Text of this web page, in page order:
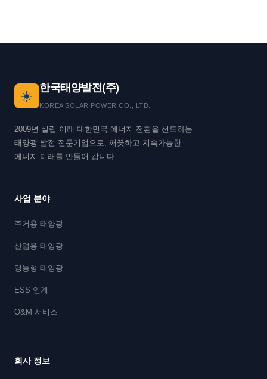
☀️
한국태양발전(주)
KOREA SOLAR POWER CO., LTD.
2009년 설립 이래 대한민국 에너지 전환을 선도하는
태양광 발전 전문기업으로, 깨끗하고 지속가능한
에너지 미래를 만들어 갑니다.
사업 분야
주거용 태양광
산업용 태양광
영농형 태양광
ESS 연계
O&M 서비스
회사 정보